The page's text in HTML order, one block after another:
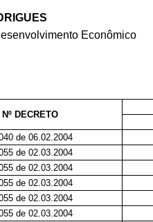
Econômico
Nº DECRETO
de 06.02.2004
de 02.03.2004
de 02.03.2004
de 02.03.2004
de 02.03.2004
de 02.03.2004